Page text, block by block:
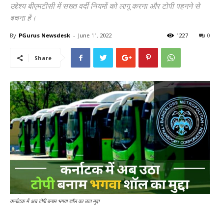
उद्देश्य बीएमटीसी में सख्त वर्दी नियमों को लागू करना और टोपी पहनने से
बचना है।
By PGurus Newsdesk - June 11, 2022 0
1227
Share
कर्नाटक में अब टोपी बनाम भगवा शॉल का उठा मुद्दा